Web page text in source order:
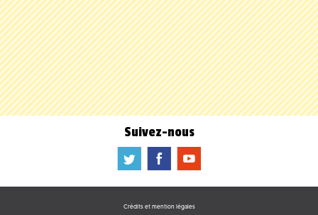
Suivez-nous
a b f
Crédits et mention légales